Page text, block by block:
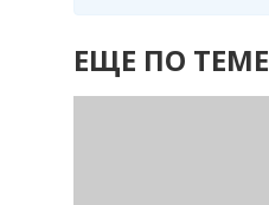
ЕЩЕ ПО ТЕМЕ